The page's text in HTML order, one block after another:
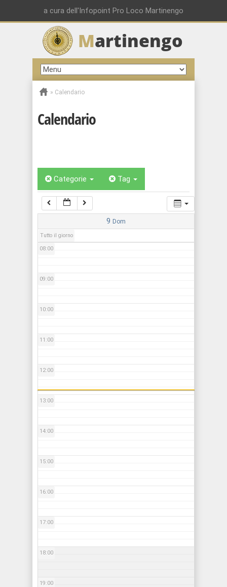
a cura dell'Infopoint Pro Loco Martinengo
Martinengo
» Calendario
Calendario
Categorie Tag
9 Dom
Tutto il giorno
01:00
02:00
03:00
04:00
08:00
09:00
10:00
11:00
12:00
13:00
14:00
15:00
16:00
17:00
18:00
19:00